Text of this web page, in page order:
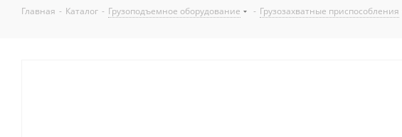
Главная - Каталог - Грузоподъемное оборудование - Грузозахватные приспособления